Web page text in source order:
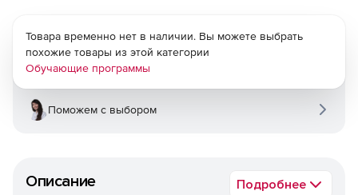
Описание Подробнее
Товара временно нет в наличии. Вы можете выбрать
похожие товары из этой категории
Обучающие программы
Поможем с выбором